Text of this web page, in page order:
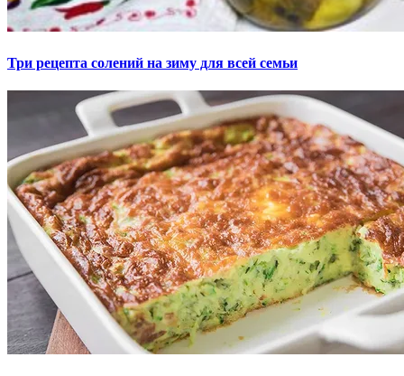
Три рецепта солений на зиму для всей семьи